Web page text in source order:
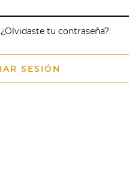
¿Olvidaste tu contraseña?